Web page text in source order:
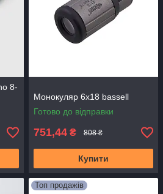
8-
Монокуляр 6x18 bassell
Готово до відправки
751,44 ₴ 808 ₴
Купити
Топ продажів